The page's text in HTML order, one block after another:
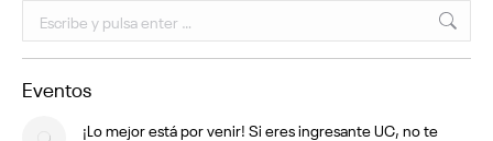
Buscar:
Eventos
¡Lo mejor está por venir! Si eres ingresante UC, no te